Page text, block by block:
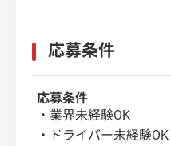
応募条件
応募条件
・業界未経験OK
・ドライバー未経験OK